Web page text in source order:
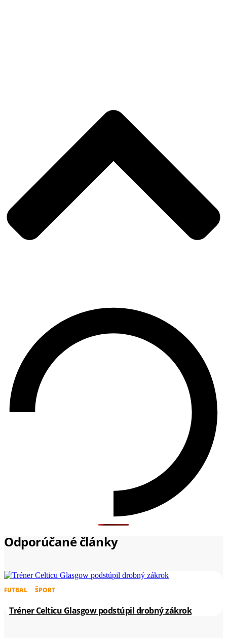
Odporúčané články
FUTBAL ŠPORT
Tréner Celticu Glasgow podstúpil drobný zákrok